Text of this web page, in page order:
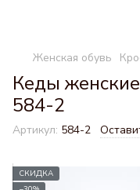
Женская обувь
Кеды
584-2
Артикул: 584-2
СКИДКА